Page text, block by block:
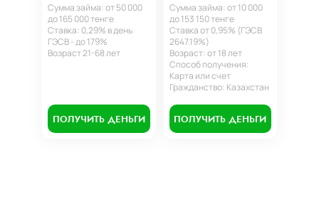
Сумма займа: от 50 000
до 165 000 тенге
Ставка: 0,29% в день
ГЭСВ - до 179%
Возраст 21-68 лет
ПОЛУЧИТЬ ДЕНЬГИ
Сумма займа: от 10 000
до 153 150 тенге
Ставка от 0,95% (ГЭСВ
2647.19%)
Возраст: от 18 лет
Способ получения:
Карта или счет
Гражданство: Казахстан
ПОЛУЧИТЬ ДЕНЬГИ